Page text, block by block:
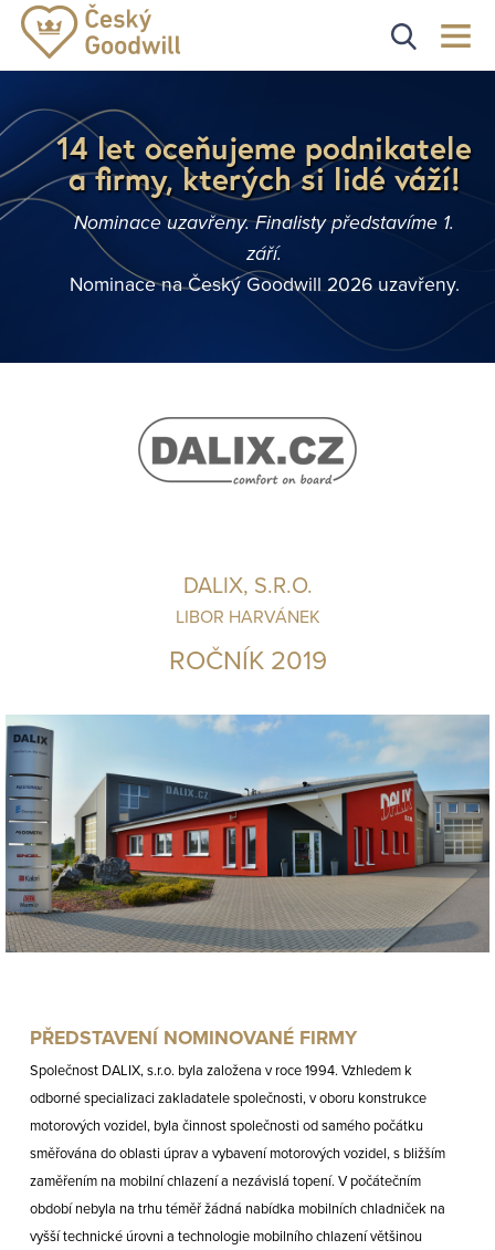
14 let oceňujeme podnikatele
a firmy, kterých si lidé váží!
Nominace uzavřeny. Finalisty představíme 1.
září.
Nominace na Český Goodwill 2026 uzavřeny.
DALIX, S.R.O.
LIBOR HARVÁNEK
ROČNÍK 2019
PŘEDSTAVENÍ NOMINOVANÉ FIRMY
Společnost DALIX, s.r.o. byla založena v roce 1994. Vzhledem k
odborné specializaci zakladatele společnosti, v oboru konstrukce
motorových vozidel, byla činnost společnosti od samého počátku
směřována do oblasti úprav a vybavení motorových vozidel, s bližším
zaměřením na mobilní chlazení a nezávislá topení. V počátečním
období nebyla na trhu téměř žádná nabídka mobilních chladniček na
vyšší technické úrovni a technologie mobilního chlazení většinou